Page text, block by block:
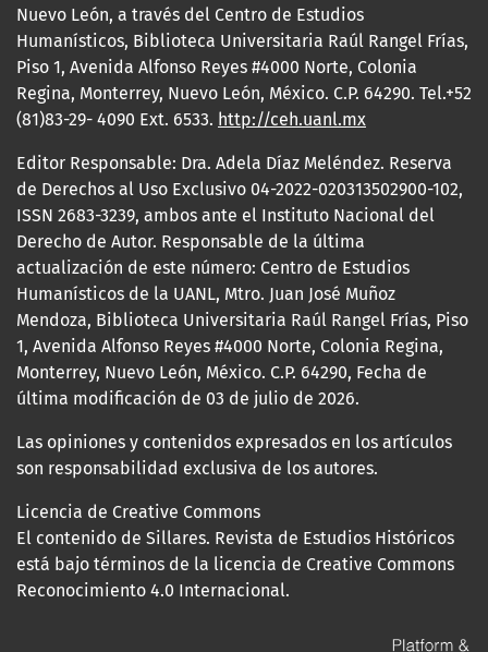
Nuevo León, a través del Centro de Estudios
Humanísticos, Biblioteca Universitaria Raúl Rangel Frías,
Piso 1, Avenida Alfonso Reyes #4000 Norte, Colonia
Regina, Monterrey, Nuevo León, México. C.P. 64290. Tel.+52
(81)83-29- 4090 Ext. 6533. http://ceh.uanl.mx
Editor Responsable: Dra. Adela Díaz Meléndez. Reserva
de Derechos al Uso Exclusivo 04-2022-020313502900-102,
ISSN 2683-3239, ambos ante el Instituto Nacional del
Derecho de Autor. Responsable de la última
actualización de este número: Centro de Estudios
Humanísticos de la UANL, Mtro. Juan José Muñoz
Mendoza, Biblioteca Universitaria Raúl Rangel Frías, Piso
1, Avenida Alfonso Reyes #4000 Norte, Colonia Regina,
Monterrey, Nuevo León, México. C.P. 64290, Fecha de
última modificación de 03 de julio de 2026.
Las opiniones y contenidos expresados en los artículos
son responsabilidad exclusiva de los autores.
Licencia de Creative Commons
El contenido de Sillares. Revista de Estudios Históricos
está bajo términos de la licencia de Creative Commons
Reconocimiento 4.0 Internacional.